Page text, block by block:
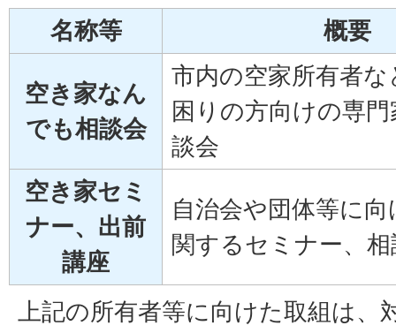
名称等
概要
空き家なん
でも相談会
市内の空家所有者
困りの方向けの専
談会
空き家セミ
ナー、出前
講座
自治会や団体等に
関するセミナー、
上記の所有者等に向けた取組は、